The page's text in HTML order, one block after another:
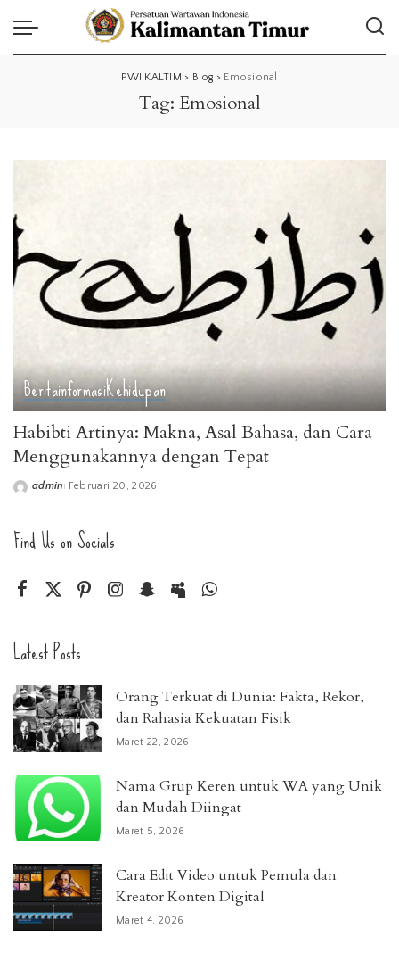
PWI KALTIM > Blog > Emosional
Tag: Emosional
BeritainformasiKehidupan
Habibti Artinya: Makna, Asal Bahasa, dan Cara
Menggunakannya dengan Tepat
Posted
admin Februari 20, 2026
Find Us on Socials
Latest Posts
Orang Terkuat di Dunia: Fakta, Rekor,
dan Rahasia Kekuatan Fisik
Maret 22, 2026
Nama Grup Keren untuk WA yang Unik
dan Mudah Diingat
Maret 5, 2026
Cara Edit Video untuk Pemula dan
Kreator Konten Digital
Maret 4, 2026